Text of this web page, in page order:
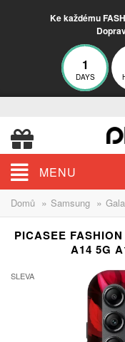
Ke každému
1
DAYS
MENU
Domů » Samsung »
PICASEE
A14 5G
SLEVA